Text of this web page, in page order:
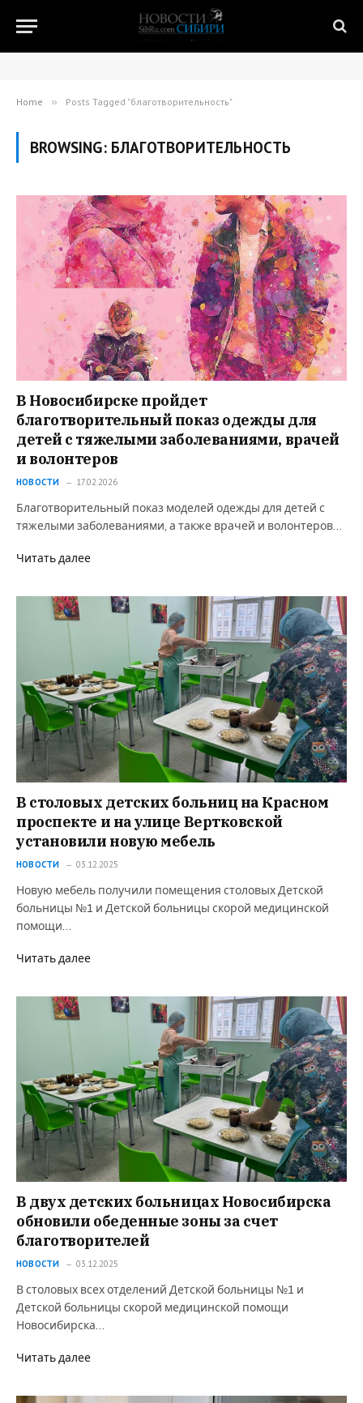
Home » Posts Tagged "благотворительность"
BROWSING: БЛАГОТВОРИТЕЛЬНОСТЬ
В Новосибирске пройдет
благотворительный показ одежды для
детей с тяжелыми заболеваниями, врачей
и волонтеров
НОВОСТИ 17.02.2026
Благотворительный показ моделей одежды для детей с
тяжелыми заболеваниями, а также врачей и волонтеров…
Читать далее
В столовых детских больниц на Красном
проспекте и на улице Вертковской
установили новую мебель
НОВОСТИ 03.12.2025
Новую мебель получили помещения столовых Детской
больницы №1 и Детской больницы скорой медицинской
помощи…
Читать далее
В двух детских больницах Новосибирска
обновили обеденные зоны за счет
благотворителей
НОВОСТИ 03.12.2025
В столовых всех отделений Детской больницы №1 и
Детской больницы скорой медицинской помощи
Новосибирска…
Читать далее